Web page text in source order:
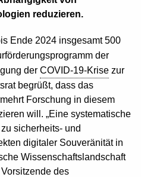
reduzieren.
Ende 2024 insgesamt 500
der
der COVID-19-Krise zur
begrüßt, dass das
Forschung in diesem
will. „Eine systematische
sicherheits- und
digitaler Souveränität in
Wissenschaftslandschaft
des